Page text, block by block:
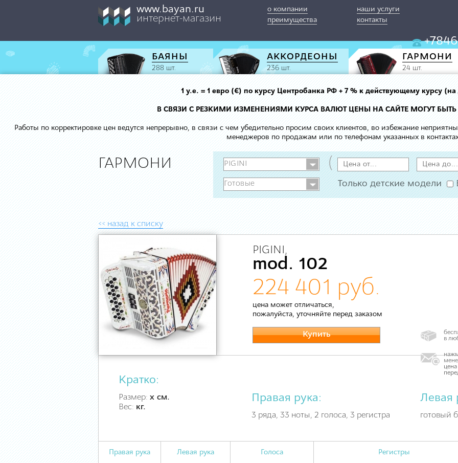
www.bayan.ru
интернет-магазин
о компании
наши услуги
преимущества
контакты
БАЯНЫ
288 шт.
АККОРДЕОНЫ
236 шт.
ГАРМОНИ
24 шт.
1 у.е. = 1 евро (€) по курсу Центробанка РФ + 7 % к действующему курсу
В СВЯЗИ С РЕЗКИМИ ИЗМЕНЕНИЯМИ КУРСА ВАЛЮТ ЦЕНЫ НА САЙТЕ МОГУТ
Работы по корректировке цен ведутся непрерывно, в связи с чем убедительно просим своих клиентов, во избежание
менеджеров по продажам или по телефонам указанных в
ГАРМОНИ (
Только детские модели
<< назад к списку
PIGINI,
mod. 102
224 401 руб.
цена может отличаться,
пожалуйста, уточняйте перед заказом
Купить
в
Кратко:
Размер: х см.
Вес: кг.
Правая рука:
3 ряда, 33 ноты, 2 голоса, 3 регистра
Левая
готовый
Правая рука Левая рука Голоса Регистры